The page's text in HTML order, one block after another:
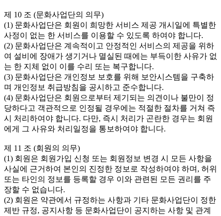
제 10 조 (문화사업단의 의무)
(1) 문화사업단은 회원이 희망한 서비스 제공 개시일에 특별한
사정이 없는 한 서비스를 이용할 수 있도록 하여야 합니다.
(2) 문화사업단은 계속적이고 안정적인 서비스의 제공을 위하
여 설비에 장애가 생기거나 멸실된 때에는 부득이한 사유가 없
는 한 지체 없이 이를 수리 또는 복구합니다.
(3) 문화사업단은 개인정보 보호를 위해 보안시스템을 구축하
며 개인정보 취급방침을 공시하고 준수합니다.
(4) 문화사업단은 회원으로부터 제기되는 의견이나 불만이 정
당하다고 객관적으로 인정될 경우에는 적절한 절차를 거쳐 즉
시 처리하여야 합니다. 다만, 즉시 처리가 곤란한 경우는 회원
에게 그 사유와 처리일정을 통보하여야 합니다.
제 11 조 (회원의 의무)
(1) 회원은 회원가입 신청 또는 회원정보 변경 시 모든 사항을
사실에 근거하여 본인의 진정한 정보로 작성하여야 하며, 허위
또는 타인의 정보를 등록할 경우 이와 관련된 모든 권리를 주
장할 수 없습니다.
(2) 회원은 약관에서 규정하는 사항과 기타 문화사업단이 정한
제반 규정, 공지사항 등 문화사업단이 공지하는 사항 및 관계